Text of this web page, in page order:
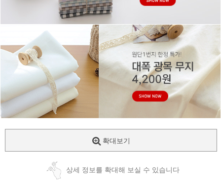
확대보기
상세 정보를 확대해 보실 수 있습니다